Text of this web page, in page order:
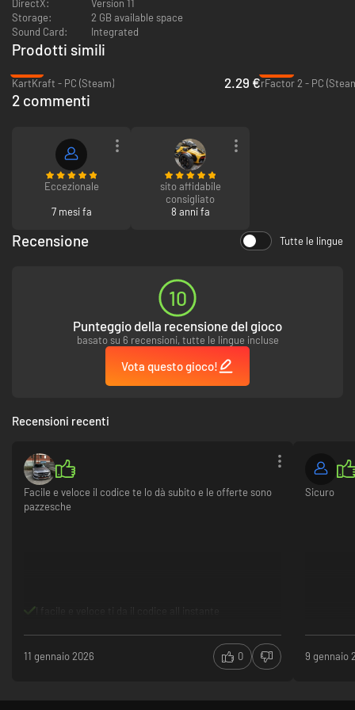
di Catalogna.
Lunghezza: 4655 mt
Senso di marcia: orario
Le auto
BMW M4 Coupé Akrapovic Edition
FORD GT40 MKI
LAMBORGHINI COUNTACH 5000 Quattro Valvole
LAMBORGHINI HURACAN GT3
RUF RT12 R AWD
DirectX:
Version 11
Storage:
2 GB available space
Sound Card:
Integrated
Prodotti simili
KartKraft - PC (Steam)
2.29 €rFactor 2 - PC
2 commenti
Eccezionale
7 mesi fa
sito affidabile
consigliato
8 anni fa
Recensione Tutte le lingue
10
Punteggio della recensione del gioco
basato su 6 recensioni, tutte le lingue incluse
Vota questo gioco!
Recensioni recenti
Facile e veloce il codice te lo dà subito e le offerte sono
pazzesche
11 gennaio 2026 0
Sicuro
9 gennaio